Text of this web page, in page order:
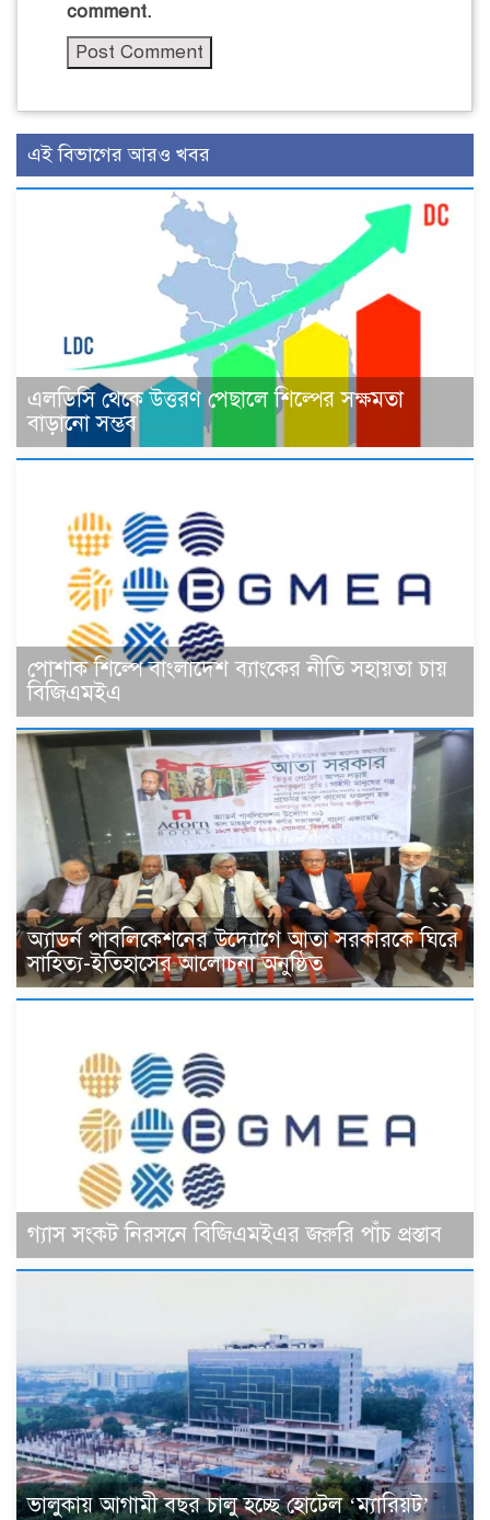
comment.
এই বিভাগের আরও খবর
এলডিসি থেকে উত্তরণ পেছালে শিল্পের সক্ষমতা
বাড়ানো সম্ভব
পোশাক শিল্পে বাংলাদেশ ব্যাংকের নীতি সহায়তা চায়
বিজিএমইএ
অ্যাডর্ন পাবলিকেশনের উদ্যোগে আতা সরকারকে ঘিরে
সাহিত্য-ইতিহাসের আলোচনা অনুষ্ঠিত
গ্যাস সংকট নিরসনে বিজিএমইএর জরুরি পাঁচ প্রস্তাব
ভালুকায় আগামী বছর চালু হচ্ছে হোটেল ‘ম্যারিয়ট’